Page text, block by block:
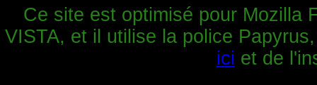
Ce site est optimisé pour Mozilla
VISTA, et il utilise la police
ici et de